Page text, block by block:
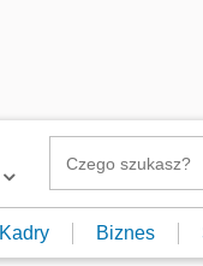
Kadry Biznes